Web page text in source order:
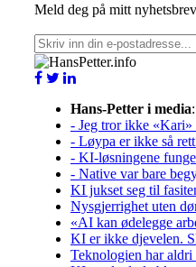
Meld deg på mitt
Hans-Petter i media:
- Jeg tror ikke «Kari»
- Løypa er ikke så
- KI-løsningene
- Native var bare
KI jukset seg til
Nysgjerrighet uten
«AI kan ødelegge
KI er ikke djevelen.
Teknologien har